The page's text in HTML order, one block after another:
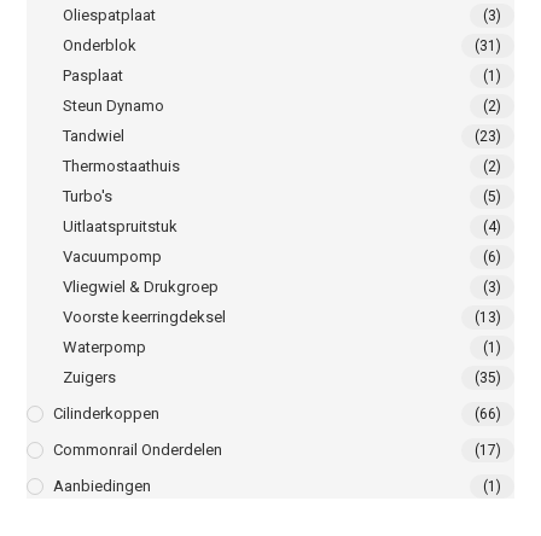
Oliespatplaat (3)
Onderblok (31)
Pasplaat (1)
Steun Dynamo (2)
Tandwiel (23)
Thermostaathuis (2)
Turbo's (5)
Uitlaatspruitstuk (4)
Vacuumpomp (6)
Vliegwiel & Drukgroep (3)
Voorste keerringdeksel (13)
Waterpomp (1)
Zuigers (35)
Cilinderkoppen (66)
Commonrail Onderdelen (17)
Aanbiedingen (1)